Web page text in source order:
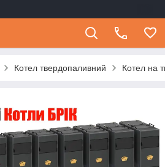
Котел твердопаливний Котел на